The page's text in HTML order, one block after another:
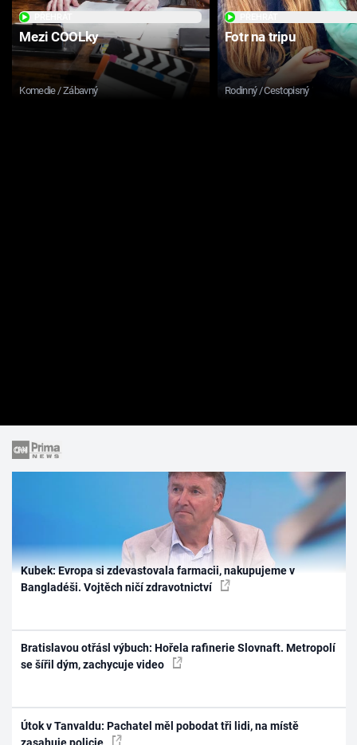
Mezi COOLky
Komedie / Zábavný
Fotr na tripu
Rodinný / Cestopisný
Kubek: Evropa si zdevastovala farmacii, nakupujeme v
Bangladéši. Vojtěch ničí zdravotnictví
Bratislavou otřásl výbuch: Hořela rafinerie Slovnaft. Metropolí
se šířil dým, zachycuje video
Útok v Tanvaldu: Pachatel měl pobodat tři lidi, na místě
zasahuje policie